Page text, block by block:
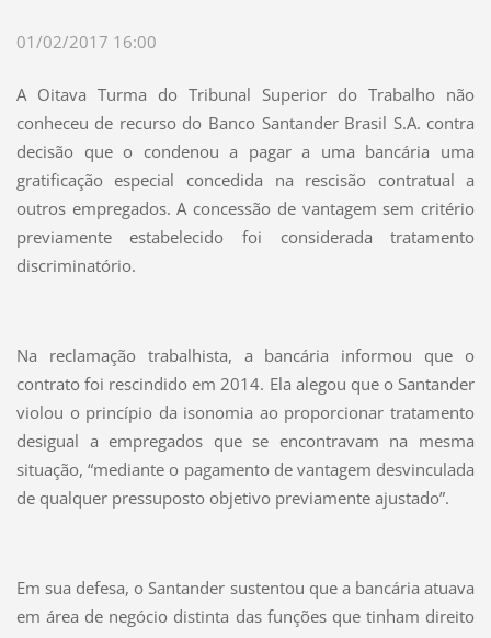
01/02/2017 16:00
A Oitava Turma do Tribunal Superior do Trabalho não
conheceu de recurso do Banco Santander Brasil S.A. contra
decisão que o condenou a pagar a uma bancária uma
gratificação especial concedida na rescisão contratual a
outros empregados. A concessão de vantagem sem critério
previamente estabelecido foi considerada tratamento
discriminatório.
Na reclamação trabalhista, a bancária informou que o
contrato foi rescindido em 2014. Ela alegou que o Santander
violou o princípio da isonomia ao proporcionar tratamento
desigual a empregados que se encontravam na mesma
situação, “mediante o pagamento de vantagem desvinculada
de qualquer pressuposto objetivo previamente ajustado”.
Em sua defesa, o Santander sustentou que a bancária atuava
em área de negócio distinta das funções que tinham direito